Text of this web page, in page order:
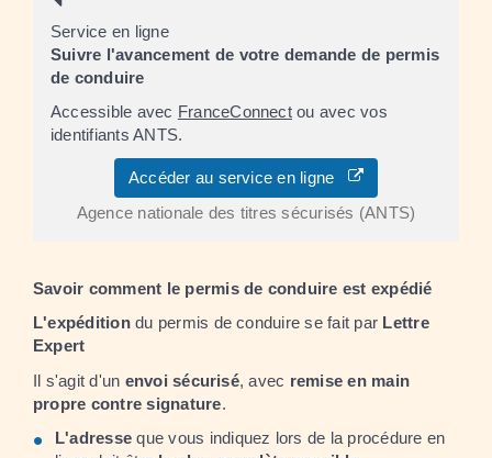
Service en ligne
Suivre l'avancement de votre demande de permis
de conduire
Accessible avec FranceConnectou avec vos
identifiants ANTS.
Accéder au service en ligne
Agence nationale des titres sécurisés (ANTS)
Savoir comment le permis de conduire est expédié
L'expéditiondu permis de conduire se fait par Lettre
Expert
Il s'agit d'un envoi sécurisé, avec remise en main
propre contre signature.
L'adresse que vous indiquez lors de la procédure en